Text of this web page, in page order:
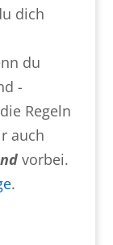
dich
du
-
Regeln
auch
vorbei.
.